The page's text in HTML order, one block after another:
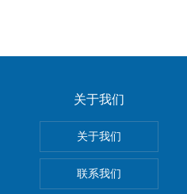
关于我们
关于我们
联系我们